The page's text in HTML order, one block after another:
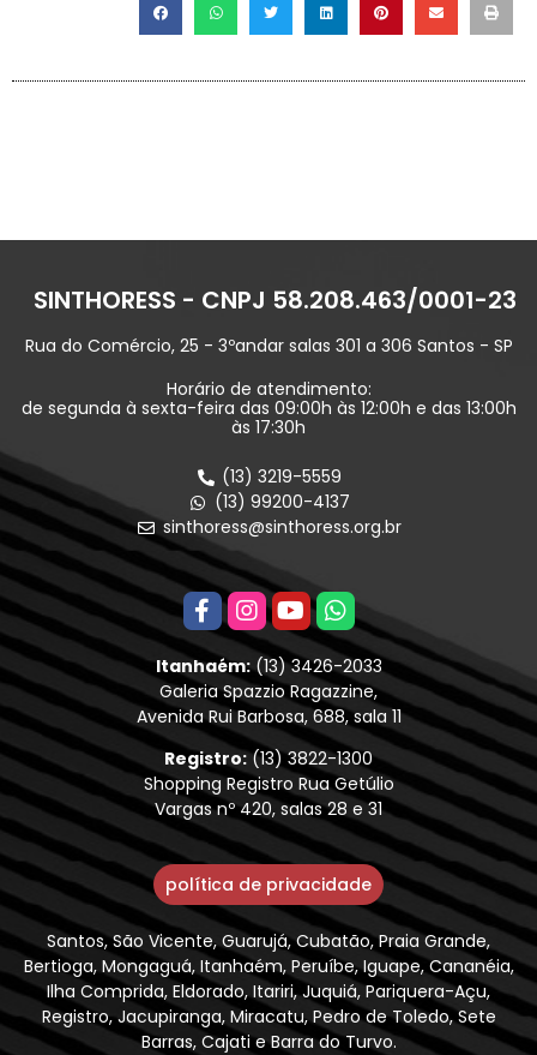
SINTHORESS - CNPJ 58.208.463/0001-23
Rua do Comércio, 25 - 3ºandar salas 301 a 306 Santos - SP
Horário de atendimento:
de segunda à sexta-feira das 09:00h às 12:00h e das 13:00h
às 17:30h
(13) 3219-5559
(13) 99200-4137
sinthoress@sinthoress.org.br
Itanhaém:(13) 3426-2033
Galeria Spazzio Ragazzine,
Avenida Rui Barbosa, 688, sala 11
Registro:(13) 3822-1300
Shopping Registro Rua Getúlio
Vargas nº 420, salas 28 e 31
política de privacidade
Santos, São Vicente, Guarujá, Cubatão, Praia Grande,
Bertioga, Mongaguá, Itanhaém, Peruíbe, Iguape, Cananéia,
Ilha Comprida, Eldorado, Itariri, Juquiá, Pariquera-Açu,
Registro, Jacupiranga, Miracatu, Pedro de Toledo, Sete
Barras, Cajati e Barra do Turvo.